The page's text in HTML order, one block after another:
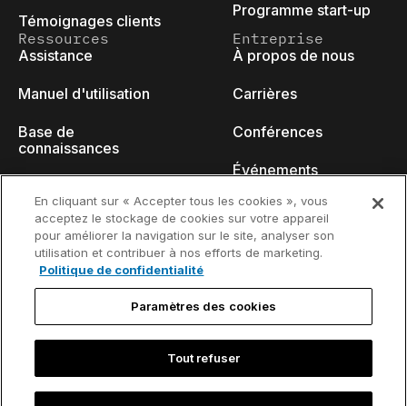
Témoignages clients
Programme start-up
Ressources
Assistance
Manuel d'utilisation
Base de
connaissances
Tutoriels vidéo
Centre de contenu
Entreprise
À propos de nous
Carrières
Conférences
Événements
Blog des
développeurs
Nous contacter
Politique de
Coordonnées de contact et avis
En cliquant sur « Accepter tous les cookies », vous
acceptez le stockage de cookies sur votre appareil
pour améliorer la navigation sur le site, analyser son
utilisation et contribuer à nos efforts de marketing.
Politique de confidentialité
Paramètres des cookies
Tout refuser